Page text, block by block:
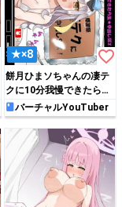
★×8 favorite_border
餅月ひまソちゃんの凄テ
クに10分我慢できたら生
★中出しS〇X！
バーチャルYouTuber